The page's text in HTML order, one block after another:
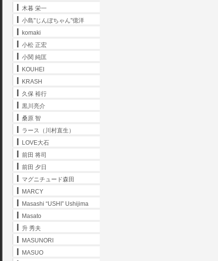
木暮 栄一
小島"じんぼちゃん"億洋
komaki
小松 正宏
小関 純匡
KOUHEI
KRASH
久保 裕行
黒川亮介
桑原 智
ラース（川村直生）
LOVE大石
前田 将司
前田 夕日
マグニチュード森田
MARCY
Masashi “USHI” Ushijima
Masato
升 秀夫
MASUNORI
MASUO